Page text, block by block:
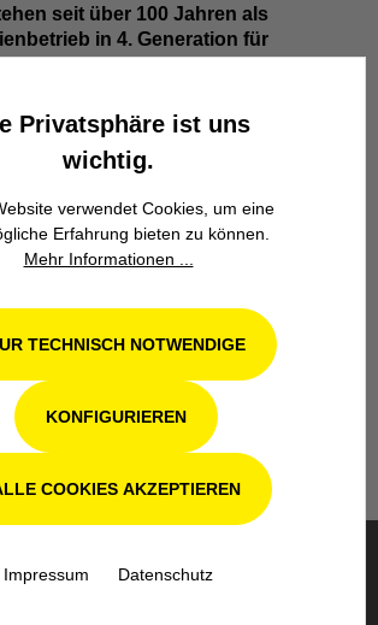
seit über 100 Jahren als
in 4. Generation für
Innovation und
in Odenthal / Köln
für Garten-, Forst-
Geräte in Odenthal bei
Ihnen auch nach dem Kauf mit
Rat und Tat zur Seite.
& VERSAND
Privatsphäre ist uns
wichtig.
verwendet Cookies, um eine
Erfahrung bieten zu können.
Mehr Informationen ...
TECHNISCH NOTWENDIGE
KONFIGURIEREN
COOKIES AKZEPTIEREN
Impressum Datenschutz